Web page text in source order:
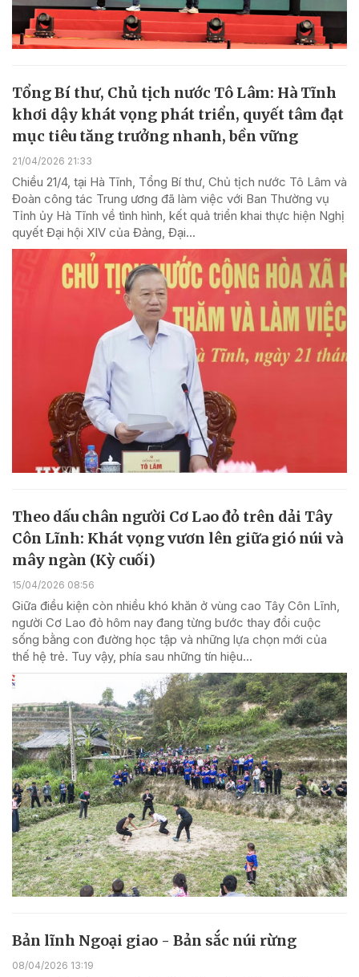
Tổng Bí thư, Chủ tịch nước Tô Lâm: Hà Tĩnh
khơi dậy khát vọng phát triển, quyết tâm đạt
mục tiêu tăng trưởng nhanh, bền vững
21/04/2026 21:33
Chiều 21/4, tại Hà Tĩnh, Tổng Bí thư, Chủ tịch nước Tô Lâm và
Đoàn công tác Trung ương đã làm việc với Ban Thường vụ
Tỉnh ủy Hà Tĩnh về tình hình, kết quả triển khai thực hiện Nghị
quyết Đại hội XIV của Đảng, Đại...
Theo dấu chân người Cơ Lao đỏ trên dải Tây
Côn Lĩnh: Khát vọng vươn lên giữa gió núi và
mây ngàn (Kỳ cuối)
15/04/2026 08:56
Giữa điều kiện còn nhiều khó khăn ở vùng cao Tây Côn Lĩnh,
người Cơ Lao đỏ hôm nay đang từng bước thay đổi cuộc
sống bằng con đường học tập và những lựa chọn mới của
thế hệ trẻ. Tuy vậy, phía sau những tín hiệu...
Bản lĩnh Ngoại giao - Bản sắc núi rừng
08/04/2026 13:19